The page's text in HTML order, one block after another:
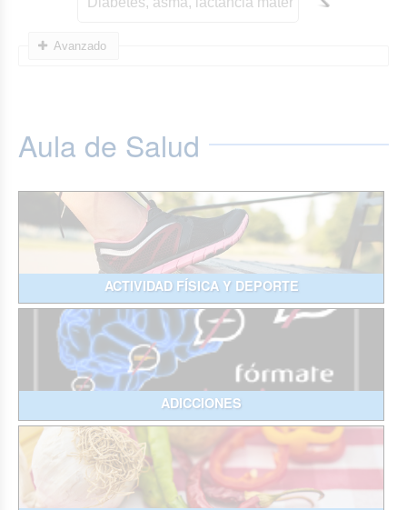
Avanzado
Aula de Salud
ACTIVIDAD FÍSICA Y DEPORTE
ADICCIONES